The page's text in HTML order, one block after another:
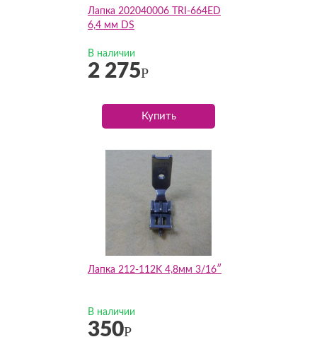
Лапка 202040006 TRI-664ED
6,4 мм DS
В наличии
2 275Р
Купить
Лапка 212-112K 4,8мм 3/16″
В наличии
350Р